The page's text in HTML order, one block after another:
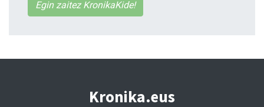
Egin zaitez KronikaKide!
Kronika.eus